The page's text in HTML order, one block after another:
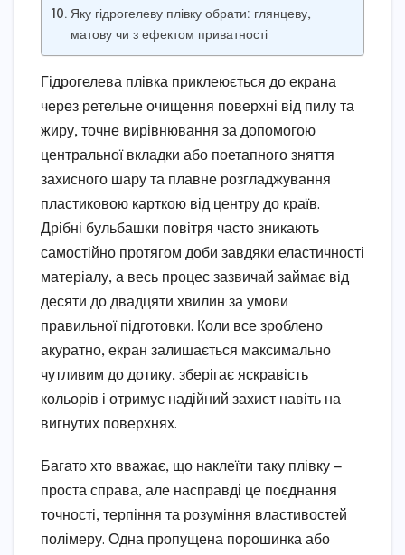
Яку гідрогелеву плівку обрати: глянцеву,
матову чи з ефектом приватності
Гідрогелева плівка приклеюється до екрана
через ретельне очищення поверхні від пилу та
жиру, точне вирівнювання за допомогою
центральної вкладки або поетапного зняття
захисного шару та плавне розгладжування
пластиковою карткою від центру до країв.
Дрібні бульбашки повітря часто зникають
самостійно протягом доби завдяки еластичності
матеріалу, а весь процес зазвичай займає від
десяти до двадцяти хвилин за умови
правильної підготовки. Коли все зроблено
акуратно, екран залишається максимально
чутливим до дотику, зберігає яскравість
кольорів і отримує надійний захист навіть на
вигнутих поверхнях.
Багато хто вважає, що наклеїти таку плівку —
проста справа, але насправді це поєднання
точності, терпіння та розуміння властивостей
полімеру. Одна пропущена порошинка або